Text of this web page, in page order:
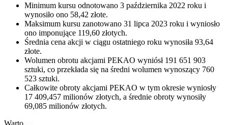
Minimum kursu odnotowano 3 października 2022 roku i
wynosiło ono 58,42 złote.
Maksimum kursu zanotowano 31 lipca 2023 roku i wyniosło
ono imponujące 119,60 złotych.
Średnia cena akcji w ciągu ostatniego roku wynosiła 93,64
złote.
Wolumen obrotu akcjami PEKAO wyniósł 191 651 903
sztuki, co przekłada się na średni wolumen wynoszący 760
523 sztuki.
Całkowite obroty akcjami PEKAO w tym okresie wyniosły
17 409,457 milionów złotych, a średnie obroty wynosiły
69,085 milionów złotych.
Warto ...